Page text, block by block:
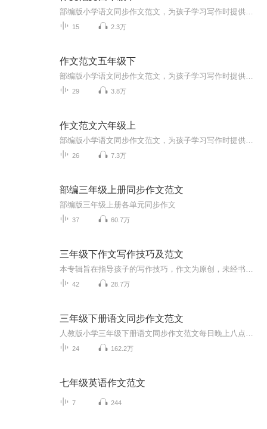
15 2.3万
作文范文五年级下
29 3.8万
作文范文六年级上
26 7.3万
部编三年级上册同步作文范文
部编版三年级上册各单元同步作文
37 60.7万
三年级下作文写作技巧及范文
42 28.7万
三年级下册语文同步作文范文
24 162.2万
七年级英语作文范文
7 244